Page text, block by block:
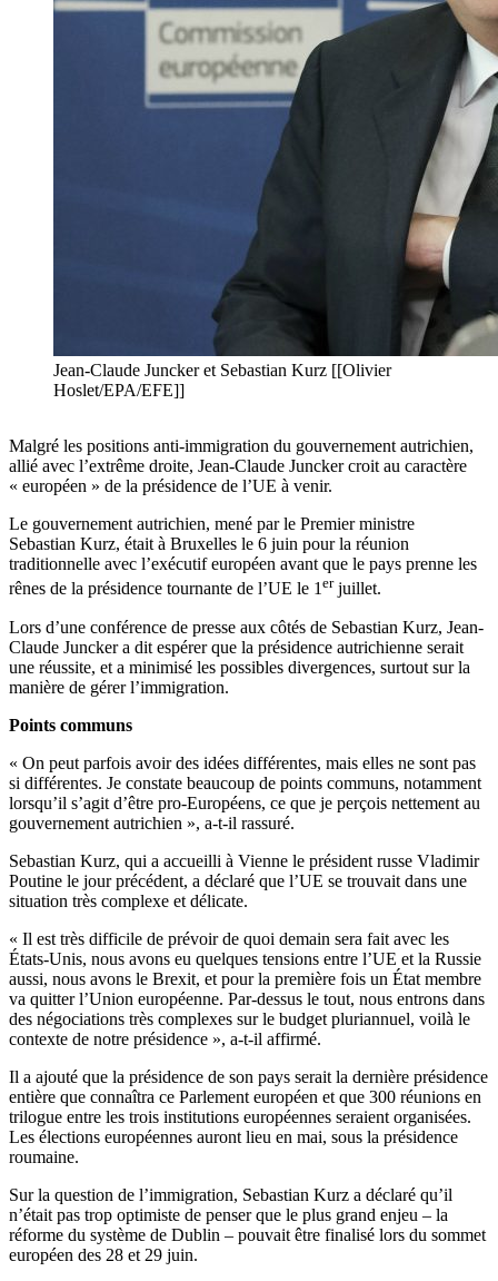
Jean-Claude Juncker et Sebastian Kurz [[Olivier
Hoslet/EPA/EFE]]
Malgré les positions anti-immigration du gouvernement autrichien,
allié avec l’extrême droite, Jean-Claude Juncker croit au caractère
« européen » de la présidence de l’UE à venir.
Le gouvernement autrichien, mené par le Premier ministre
Sebastian Kurz, était à Bruxelles le 6 juin pour la réunion
traditionnelle avec l’exécutif européen avant que le pays prenne les
rênes de la présidence tournante de l’UE le 1erjuillet.
Lors d’une conférence de presse aux côtés de Sebastian Kurz, Jean-
Claude Juncker a dit espérer que la présidence autrichienne serait
une réussite, et a minimisé les possibles divergences, surtout sur la
manière de gérer l’immigration.
Points communs
« On peut parfois avoir des idées différentes, mais elles ne sont pas
si différentes. Je constate beaucoup de points communs, notamment
lorsqu’il s’agit d’être pro-Européens, ce que je perçois nettement au
gouvernement autrichien », a-t-il rassuré.
Sebastian Kurz, qui a accueilli à Vienne le président russe Vladimir
Poutine le jour précédent, a déclaré que l’UE se trouvait dans une
situation très complexe et délicate.
« Il est très difficile de prévoir de quoi demain sera fait avec les
États-Unis, nous avons eu quelques tensions entre l’UE et la Russie
aussi, nous avons le Brexit, et pour la première fois un État membre
va quitter l’Union européenne. Par-dessus le tout, nous entrons dans
des négociations très complexes sur le budget pluriannuel, voilà le
contexte de notre présidence », a-t-il affirmé.
Il a ajouté que la présidence de son pays serait la dernière présidence
entière que connaîtra ce Parlement européen et que 300 réunions en
trilogue entre les trois institutions européennes seraient organisées.
Les élections européennes auront lieu en mai, sous la présidence
roumaine.
Sur la question de l’immigration, Sebastian Kurz a déclaré qu’il
n’était pas trop optimiste de penser que le plus grand enjeu – la
réforme du système de Dublin – pouvait être finalisé lors du sommet
européen des 28 et 29 juin.